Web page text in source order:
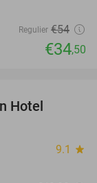
Regulier €54
€34,50
Hotel
9.1 star